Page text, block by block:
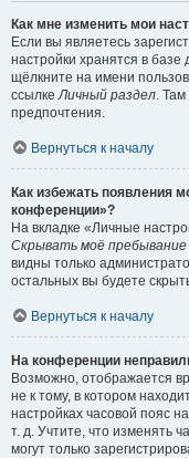
Как мне изменить мои
Если вы являетесь
настройки хранятся в
щёлкните на имени
ссылкеЛичный раздел.
предпочтения.
Вернуться к началу
Как избежать появления
конференции»?
На вкладке «Личные
Скрывать моё
видны только
остальных вы будете
Вернуться к началу
На конференции
Возможно, отображается
не к тому, в котором
настройках часовой пояс
т. д. Учтите, что изменять
могут только